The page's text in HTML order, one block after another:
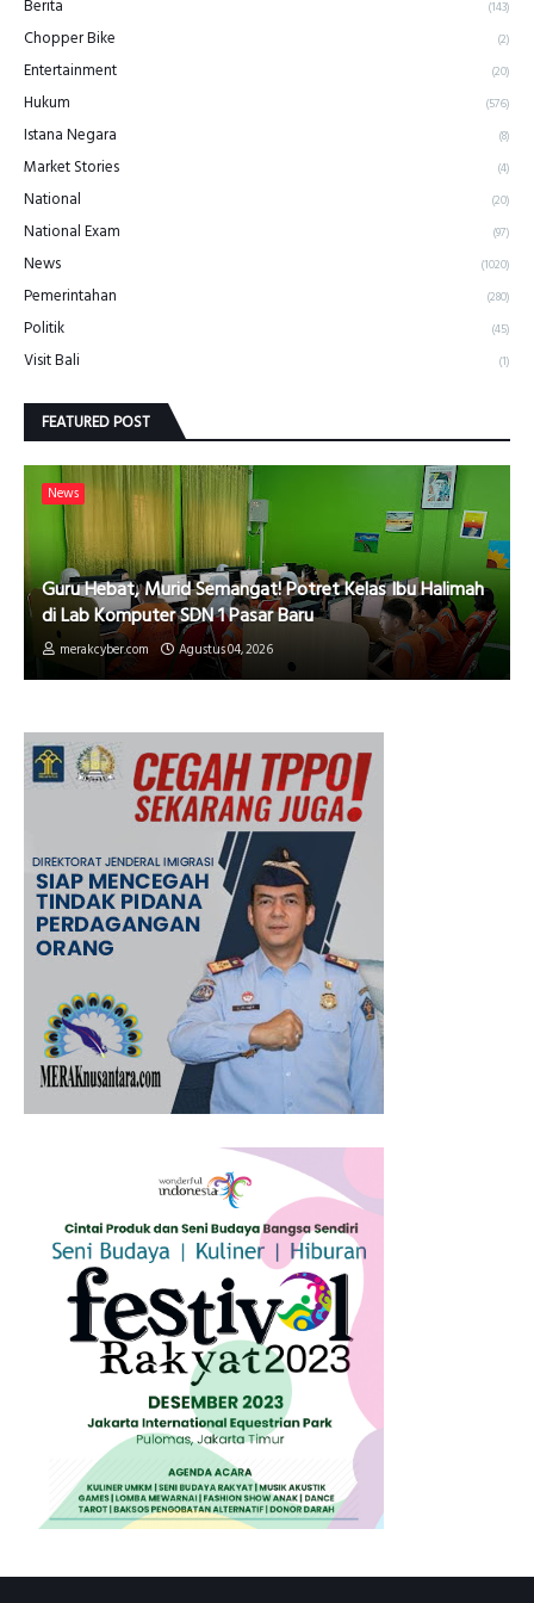
Berita (143)
Chopper Bike (2)
Entertainment (20)
Hukum (576)
Istana Negara (8)
Market Stories (4)
National (20)
National Exam (97)
News (1020)
Pemerintahan (280)
Politik (45)
Visit Bali (1)
FEATURED POST
News
Guru Hebat, Murid Semangat! Potret Kelas Ibu Halimah
di Lab Komputer SDN 1 Pasar Baru
merakcyber.com Agustus 04, 2026